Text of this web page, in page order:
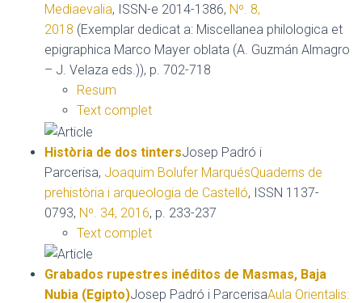
Mediaevalia, ISSN-e 2014-1386, Nº. 8,
2018 (Exemplar dedicat a: Miscellanea philologica et
epigraphica Marco Mayer oblata (A. Guzmán Almagro
– J. Velaza eds.)), p. 702-718
Resum
Text complet
Història de dos tintersJosep Padró i
Parcerisa, Joaquim Bolufer MarquésQuaderns de
prehistòria i arqueologia de Castelló, ISSN 1137-
0793, Nº. 34, 2016, p. 233-237
Text complet
Grabados rupestres inéditos de Masmas, Baja
Nubia (Egipto)Josep Padró i ParcerisaAula Orientalis: